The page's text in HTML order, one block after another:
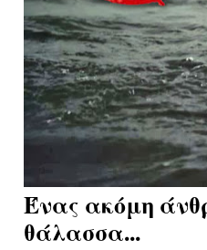
Ένας ακόμη
θάλασσα...